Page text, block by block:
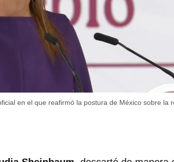
en el que reafirmó la postura de México sobre la